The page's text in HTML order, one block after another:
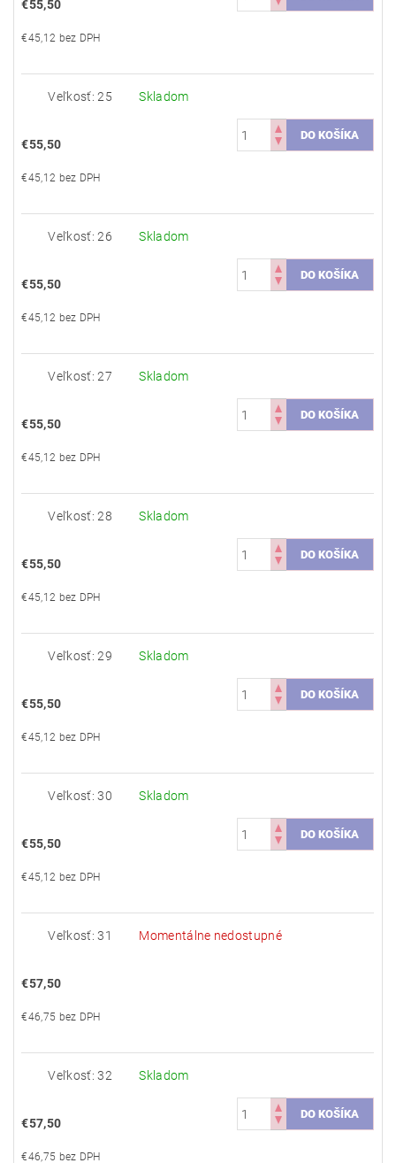
€55,50
€45,12 bez DPH
Veľkosť: 25 Skladom
€55,50
€45,12 bez DPH
Veľkosť: 26 Skladom
€55,50
€45,12 bez DPH
Veľkosť: 27 Skladom
€55,50
€45,12 bez DPH
Veľkosť: 28 Skladom
€55,50
€45,12 bez DPH
Veľkosť: 29 Skladom
€55,50
€45,12 bez DPH
Veľkosť: 30 Skladom
€55,50
€45,12 bez DPH
Veľkosť: 31 Momentálne nedostupné
€57,50
€46,75 bez DPH
Veľkosť: 32 Skladom
€57,50
€46,75 bez DPH